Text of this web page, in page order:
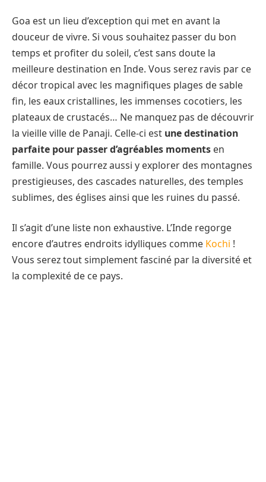
Goa est un lieu d’exception qui met en avant la
douceur de vivre. Si vous souhaitez passer du bon
temps et profiter du soleil, c’est sans doute la
meilleure destination en Inde. Vous serez ravis par ce
décor tropical avec les magnifiques plages de sable
fin, les eaux cristallines, les immenses cocotiers, les
plateaux de crustacés… Ne manquez pas de découvrir
la vieille ville de Panaji. Celle-ci est une destination
parfaite pour passer d’agréables moments en
famille. Vous pourrez aussi y explorer des montagnes
prestigieuses, des cascades naturelles, des temples
sublimes, des églises ainsi que les ruines du passé.
Il s’agit d’une liste non exhaustive. L’Inde regorge
encore d’autres endroits idylliques comme Kochi !
Vous serez tout simplement fasciné par la diversité et
la complexité de ce pays.